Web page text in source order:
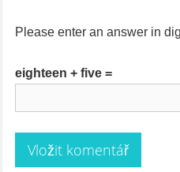
Please enter an answer in
eighteen + five =